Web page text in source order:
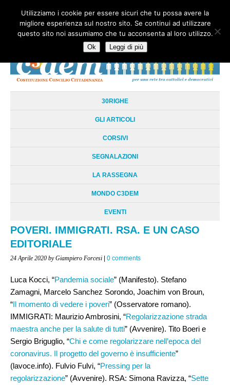
HOME CHI SIAMO LA RETE LE RADICI DOCUMENTAZIONE
AREE TEMATICHE
30RIGHE
GLI ARTICOLI
CORSIVI
SEGNALAZIONI
LA RASSEGNA
MONDO C3DEM
EVENTI
POVERI. IMMIGRATI. RSA. E UN CASO
EDITORIALE
24 Aprile 2020 by Giampiero Forcesi | 0 comments
Luca Kocci, “Pandemia sociale” (Manifesto). Stefano
Zamagni, Marcelo Sanchez Sorondo, Joachim von Broun,
“Il momento di vedere i poveri” (Osservatore romano).
IMMIGRATI: Maurizio Ambrosini, “Regolarizzazione strada
maestra anche per la salute di tutti” (Avvenire). Tito Boeri e
Sergio Briguglio, “Chi e come regolarizzare nell’epoca del
coronavirus. Il progetto del governo è insufficiente”
(lavoce.info). Fulvio Fulvi, “Pressing per la
regolarizzazione” (Avvenire). RSA: Simona Ravizza, “Sette
Utilizziamo i cookie per essere sicuri che tu possa avere la
migliore esperienza sul nostro sito. Se continui ad utilizzare
questo sito noi assumiamo che tu acconsenta al loro utilizzo.
Ok Leggi di più